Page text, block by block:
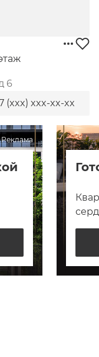
6
(xxx) xxx-xx-xx
Реклама